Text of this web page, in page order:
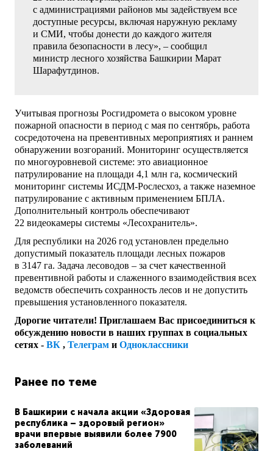
с администрациями районов мы задействуем все
доступные ресурсы, включая наружную рекламу
и СМИ, чтобы донести до каждого жителя
правила безопасности в лесу», – сообщил
министр лесного хозяйства Башкирии Марат
Шарафутдинов.
Учитывая прогнозы Росгидромета о высоком уровне
пожарной опасности в период с мая по сентябрь, работа
сосредоточена на превентивных мероприятиях и раннем
обнаружении возгораний. Мониторинг осуществляется
по многоуровневой системе: это авиационное
патрулирование на площади 4,1 млн га, космический
мониторинг системы ИСДМ-Рослесхоз, а также наземное
патрулирование с активным применением БПЛА.
Дополнительный контроль обеспечивают
22 видеокамеры системы «Лесохранитель».
Для республики на 2026 год установлен предельно
допустимый показатель площади лесных пожаров
в 3147 га. Задача лесоводов – за счет качественной
превентивной работы и слаженного взаимодействия всех
ведомств обеспечить сохранность лесов и не допустить
превышения установленного показателя.
Дорогие читатели! Приглашаем Вас присоединиться к
обсуждению новости в наших группах в социальных
сетях - ВК , Телеграм и Одноклассники
Ранее по теме
В Башкирии с начала акции «Здоровая
республика – здоровый регион»
врачи впервые выявили более 7900
заболеваний